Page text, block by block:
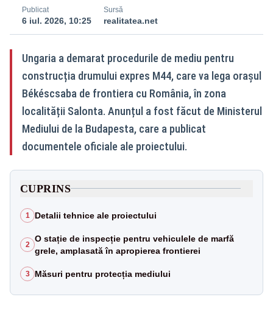
Publicat
6 iul. 2026, 10:25
Sursă
realitatea.net
Ungaria a demarat procedurile de mediu pentru
construcția drumului expres M44, care va lega orașul
Békéscsaba de frontiera cu România, în zona
localității Salonta. Anunțul a fost făcut de Ministerul
Mediului de la Budapesta, care a publicat
documentele oficiale ale proiectului.
CUPRINS
1 Detalii tehnice ale proiectului
2
O stație de inspecție pentru vehiculele de marfă
grele, amplasată în apropierea frontierei
3 Măsuri pentru protecția mediului